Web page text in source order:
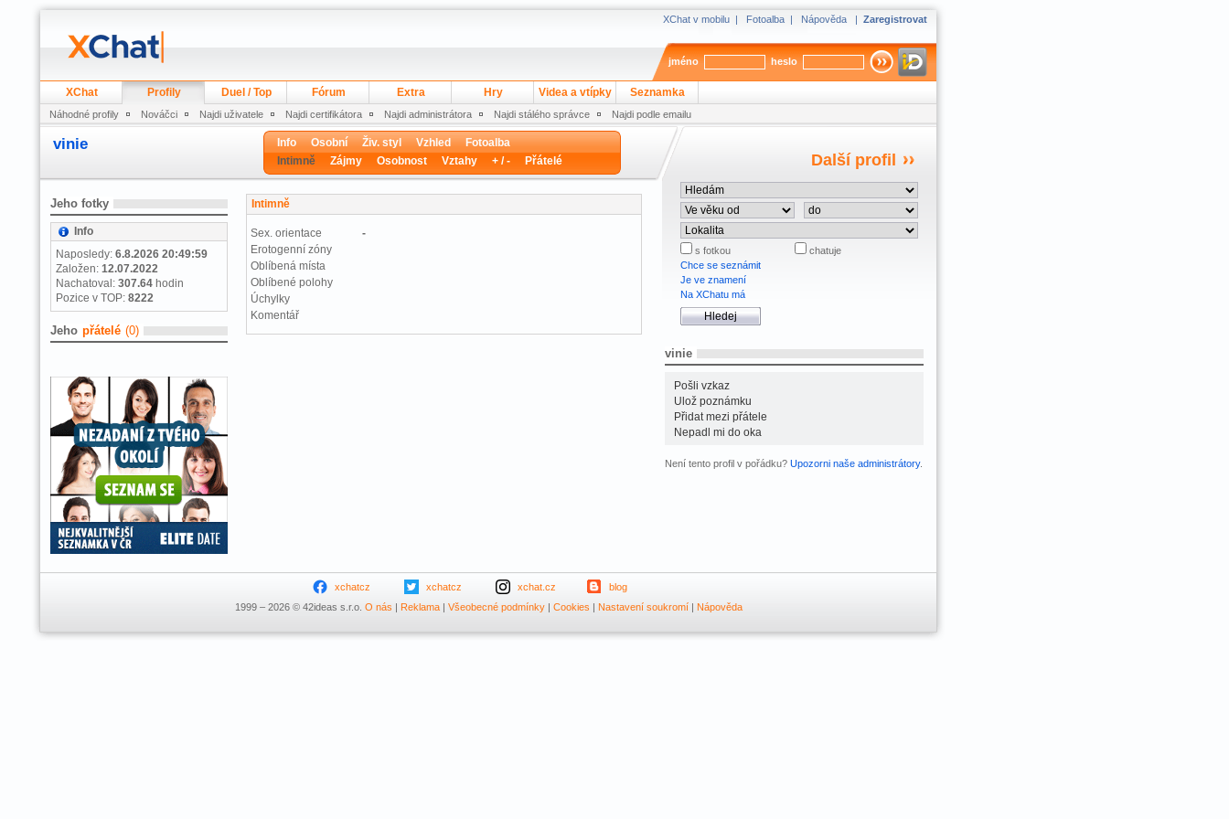
XChat v mobilu | Fotoalba | Nápověda | Zaregistrovat
jméno heslo
XChat Profily Duel / Top Fórum Extra Hry Videa a vtípky Seznamka
Náhodné profily Nováčci Najdi uživatele Najdi certifikátora Najdi administrátora Najdi stálého správce Najdi podle emailu
vinie Info Osobní Živ. styl Vzhled
Fotoalba
Intimně
Zájmy Osobnost Vztahy + / - Přátelé Další profil
Jeho fotky
Info
Naposledy: 6.8.2026 20:49:59
Založen: 12.07.2022
Nachatoval: 307.64 hodin
Pozice v TOP: 8222
Jeho přátelé (0)
Intimně
Sex. orientace
-
Erotogenní zóny
Oblíbená místa
Oblíbené polohy
Úchylky
Komentář
s fotkou
chatuje
Chce se seznámit
Je ve znamení
Na XChatu má
vinie
Pošli vzkaz
Ulož poznámku
Přidat mezi přátele
Nepadl mi do oka
Není tento profil v pořádku? Upozorni naše administrátory.
xchatcz xchatcz xchat.cz
blog
1999 – 2026 © 42ideas s.r.o. O nás | Reklama| Všeobecné podmínky| Cookies | Nastavení soukromí| Nápověda